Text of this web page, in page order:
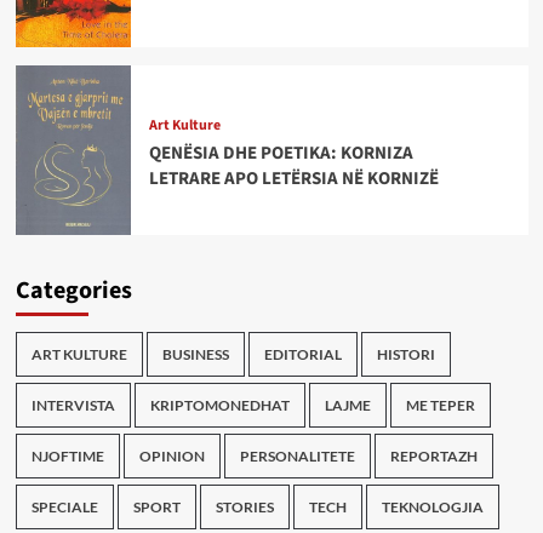
Art Kulture
QENËSIA DHE POETIKA: KORNIZA
LETRARE APO LETËRSIA NË KORNIZË
Categories
ART KULTURE BUSINESS EDITORIAL HISTORI
INTERVISTA KRIPTOMONEDHAT LAJME ME TEPER
NJOFTIME OPINION PERSONALITETE REPORTAZH
SPECIALE SPORT STORIES TECH TEKNOLOGJIA